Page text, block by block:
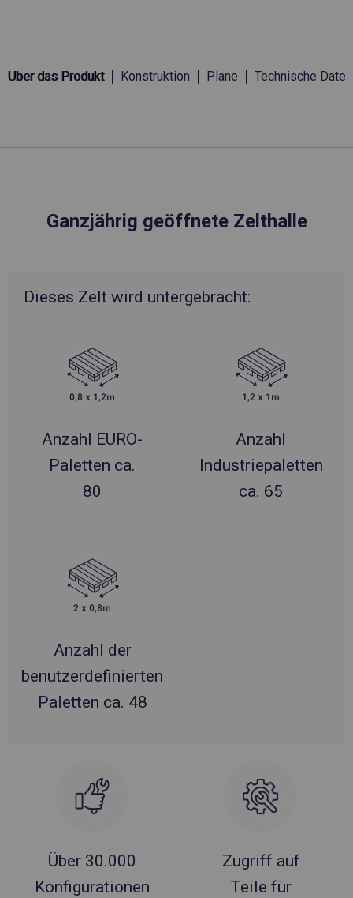
Über das Produkt Konstruktion Plane Technische Daten
Ganzjährig geöffnete Zelthalle
Dieses Zelt wird untergebracht:
Anzahl EURO-
Paletten ca.
80
Anzahl
Industriepaletten
ca. 65
Anzahl der
benutzerdefinierten
Paletten ca. 48
Über 30.000
Konfigurationen
Zugriff auf
Teile für